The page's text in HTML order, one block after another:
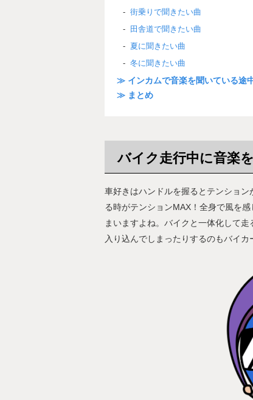
街乗りで聞きたい曲
田舎道で聞きたい曲
夏に聞きたい曲
冬に聞きたい曲
≫ インカムで音楽を聞いている途
≫ まとめ
バイク走行中に音楽
車好きはハンドルを握るとテンショ
る時がテンションMAX！全身で風を
まいますよね。バイクと一体化して
入り込んでしまったりするのもバイカ